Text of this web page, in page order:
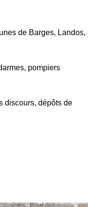
de Barges, Landos,
pompiers
discours, dépôts de